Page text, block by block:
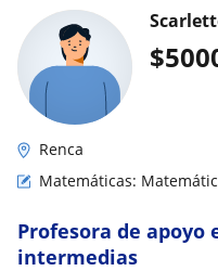
$
Renca
Matemáticas:
Profesora de apoyo
intermedias